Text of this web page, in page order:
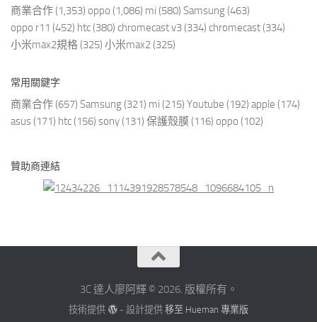
商業合作 (1,353) oppo (1,086) mi (580) Samsung (463)
oppo r11 (452) htc (380) chromecast v3 (334) chromecast (334)
小米max2規格 (325) 小米max2 (325)
常用關鍵字
商業合作 (657) Samsung (321) mi (215) Youtube (192) apple (174)
asus (171) htc (156) sony (131) 保護殼膜 (116) oppo (102)
贊助商連結
3C 達人廖阿輝 © 2026. 版權所有。
技術提供 - 設計提供 移至 Hueman 專業版